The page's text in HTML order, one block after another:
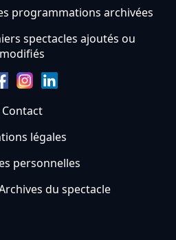
programmations archivées
spectacles ajoutés ou
modifiés
Contact
légales
personnelles
du spectacle